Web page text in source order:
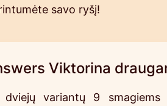
savo ryšį!
Viktorina
variantų 9 smagiems